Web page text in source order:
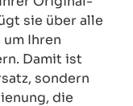
sie über alle
Ihren
Damit ist
sondern
die